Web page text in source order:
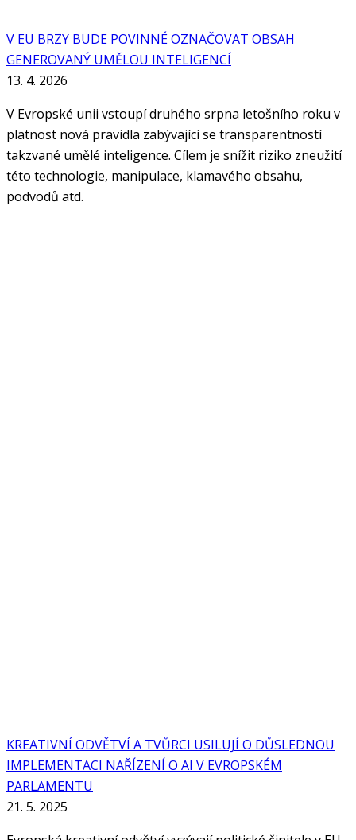
V EU BRZY BUDE POVINNÉ OZNAČOVAT OBSAH
GENEROVANÝ UMĚLOU INTELIGENCÍ
13. 4. 2026
V Evropské unii vstoupí druhého srpna letošního roku v
platnost nová pravidla zabývající se transparentností
takzvané umělé inteligence. Cílem je snížit riziko zneužití
této technologie, manipulace, klamavého obsahu,
podvodů atd.
KREATIVNÍ ODVĚTVÍ A TVŮRCI USILUJÍ O DŮSLEDNOU
IMPLEMENTACI NAŘÍZENÍ O AI V EVROPSKÉM
PARLAMENTU
21. 5. 2025